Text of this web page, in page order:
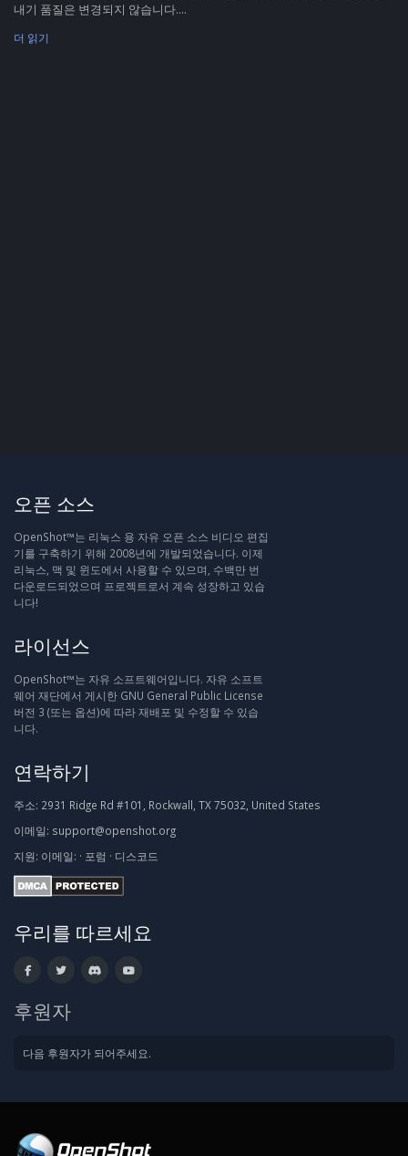
내기 품질은 변경되지 않습니다....
더 읽기
오픈 소스
OpenShot™는 리눅스 용 자유 오픈 소스 비디오 편집
기를 구축하기 위해 2008년에 개발되었습니다. 이제
리눅스, 맥 및 윈도에서 사용할 수 있으며, 수백만 번
다운로드되었으며 프로젝트로서 계속 성장하고 있습
니다!
라이선스
OpenShot™는 자유 소프트웨어입니다. 자유 소프트
웨어 재단에서 게시한 GNU General Public License
버전 3 (또는 옵션)에 따라 재배포 및 수정할 수 있습
니다.
연락하기
주소: 2931 Ridge Rd #101, Rockwall, TX 75032, United States
이메일: support@openshot.org
지원: 이메일: · 포럼 · 디스코드
우리를 따르세요
후원자
다음 후원자가 되어주세요.